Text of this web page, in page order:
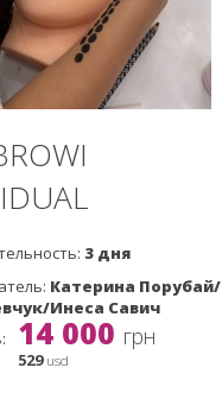
3 дня
Катерина Порубай/
Инеса Савич
14 000 грн
529usd